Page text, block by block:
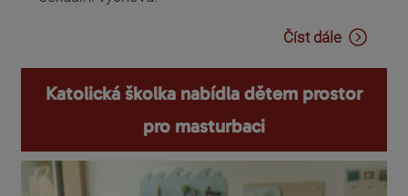
Číst dále
Katolická školka nabídla dětem prostor
pro masturbaci